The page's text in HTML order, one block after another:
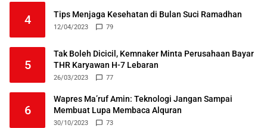
4 Tips Menjaga Kesehatan di Bulan Suci Ramadhan
12/04/2023 79
5
Tak Boleh Dicicil, Kemnaker Minta Perusahaan Bayar
THR Karyawan H-7 Lebaran
26/03/2023 77
6
Wapres Ma’ruf Amin: Teknologi Jangan Sampai
Membuat Lupa Membaca Alquran
30/10/2023 73